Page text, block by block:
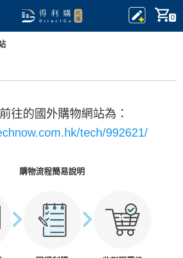
0
往的國外購物網站為：
tech/992621/
購物流程簡易說明